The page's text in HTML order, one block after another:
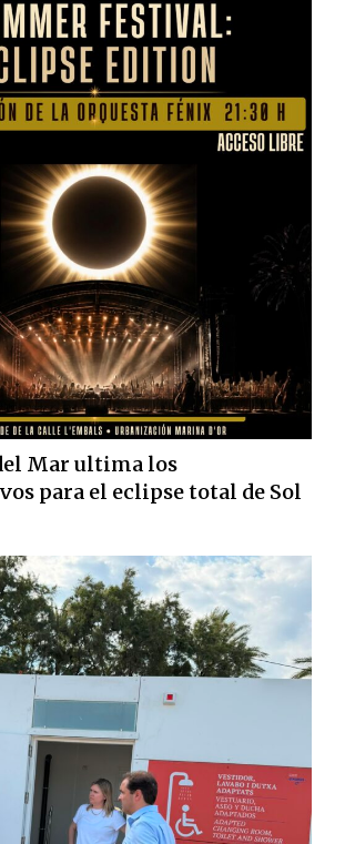
Mar ultima los
para el eclipse total de Sol